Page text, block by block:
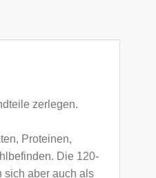
zerlegen.
Proteinen,
Die 120-
sich aber auch als